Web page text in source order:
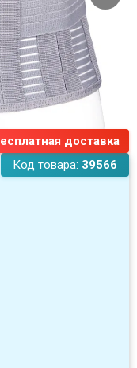
Код товара: 39566
доставка